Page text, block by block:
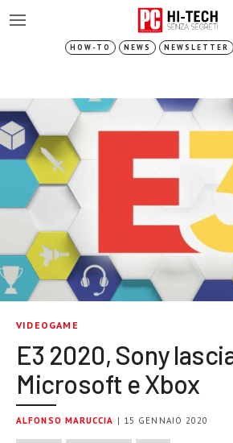
HOW-TO NEWS NEWSLETTER
VIDEOGAME
E3 2020, Sony
Microsoft e Xbox
ALFONSO MARUCCIA | 15 GENNAIO 2020